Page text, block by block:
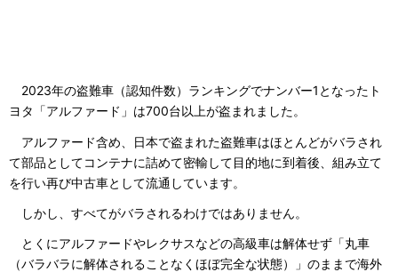
2023年の盗難車（認知件数）ランキングでナンバー1となったト
ヨタ「アルファード」は700台以上が盗まれました。
アルファード含め、日本で盗まれた盗難車はほとんどがバラされ
て部品としてコンテナに詰めて密輸して目的地に到着後、組み立て
を行い再び中古車として流通しています。
しかし、すべてがバラされるわけではありません。
とくにアルファードやレクサスなどの高級車は解体せず「丸車
（バラバラに解体されることなくほぼ完全な状態）」のままで海外